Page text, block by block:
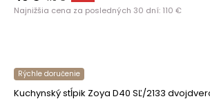
Najnižšia cena za posledných 30 dní: 110 €
Rýchle doručenie
Kuchynský stĺpik Zoya D40 SĽ/2133